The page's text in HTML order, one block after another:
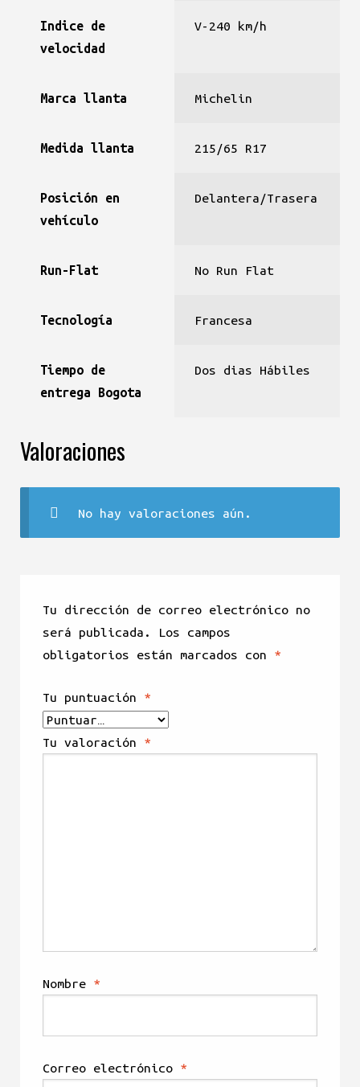
Indice de
velocidad
V-240 km/h
Marca llanta Michelin
Medida llanta 215/65 R17
Posición en
vehículo
Delantera/Trasera
Run-Flat No Run Flat
Tecnología Francesa
Tiempo de
entrega Bogota
Dos dias Hábiles
Valoraciones
No hay valoraciones aún.
Tu dirección de correo electrónico no
será publicada.
Los campos
obligatorios están marcados con *
Tu puntuación *
Tu valoración *
Nombre *
Correo electrónico *